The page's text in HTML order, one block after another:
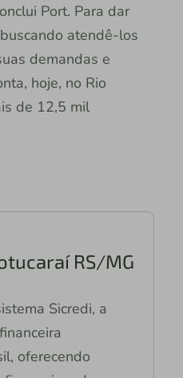
Port. Para dar
atendê-los
demandas e
hoje, no Rio
de 12,5 mil
RS/MG
Sicredi, a
oferecendo